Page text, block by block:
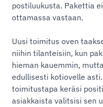
postiluukusta. Pakettia
ottamassa vastaan.
Uusi toimitus oven
niihin tilanteisiin, kun
hieman kauemmin,
edullisesti kotiovelle
toimitustapa keräsi
asiakkaista valitsisi sen